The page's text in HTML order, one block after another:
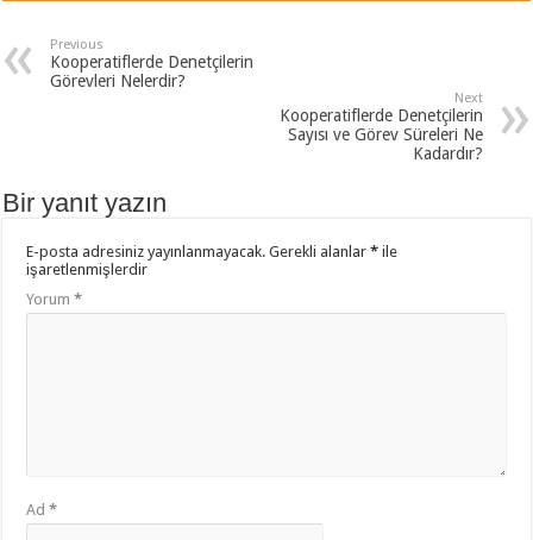
Previous
Kooperatiflerde Denetçilerin
Görevleri Nelerdir?
Next
Kooperatiflerde Denetçilerin
Sayısı ve Görev Süreleri Ne
Kadardır?
Bir yanıt yazın
E-posta adresiniz yayınlanmayacak. Gerekli alanlar* ile
işaretlenmişlerdir
Yorum*
Ad*